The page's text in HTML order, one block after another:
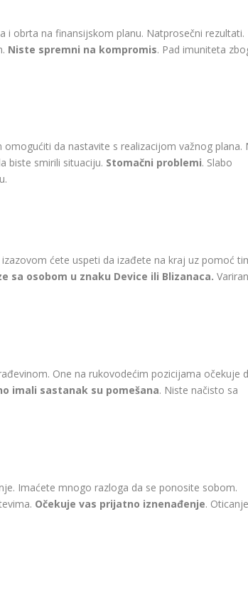
i obrta na finansijskom planu. Natprosečni rezultati.
Niste spremni na kompromis. Pad imuniteta
da nastavite s realizacijom važnog plana.
biste smirili situaciju. Stomačni problemi. Slabo
ćete uspeti da izađete na kraj uz pomoć
sa osobom u znaku Device ili Blizanaca.
One na rukovodećim pozicijama očekuje
imali sastanak su pomešana. Niste načisto sa
Imaćete mnogo razloga da se ponosite sobom.
Očekuje vas prijatno iznenađenje. Oticanje